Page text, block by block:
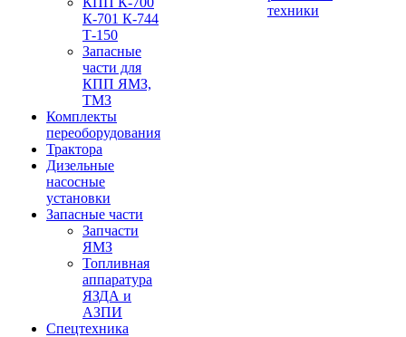
К-701 К-744
Т-150
Запасные
части для
КПП ЯМЗ,
ТМЗ
Комплекты
переоборудования
Трактора
Дизельные
насосные
установки
Запасные части
Запчасти
ЯМЗ
Топливная
аппаратура
ЯЗДА и
АЗПИ
Спецтехника
техники